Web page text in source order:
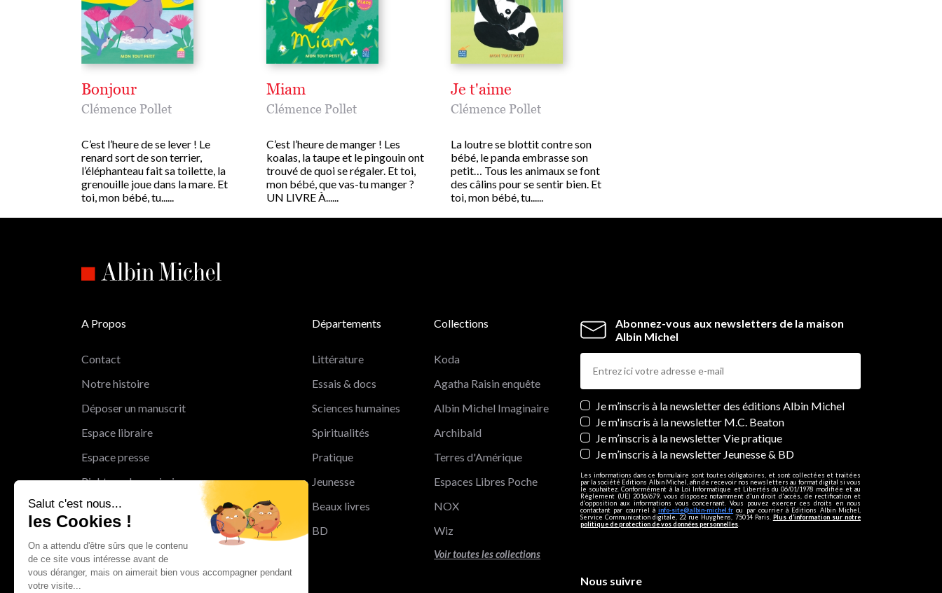
Salut c'est nous...
les Cookies !
On a attendu d'être sûrs que le contenu
de ce site vous intéresse avant de
vous déranger, mais on aimerait bien vous accompagner pendant
votre visite...
Bonjour
Clémence Pollet
C’est l’heure de se lever ! Le
renard sort de son terrier,
l’éléphanteau fait sa toilette, la
grenouille joue dans la mare. Et
toi, mon bébé, tu......
Miam
Clémence Pollet
C’est l’heure de manger ! Les
koalas, la taupe et le pingouin ont
trouvé de quoi se régaler. Et toi,
mon bébé, que vas-tu manger ?
UN LIVRE À......
Je t'aime
Clémence Pollet
La loutre se blottit contre son
bébé, le panda embrasse son
petit… Tous les animaux se font
des câlins pour se sentir bien. Et
toi, mon bébé, tu......
Abonnez-vous aux newsletters de la maison
Albin Michel
Newsletters
Je m’inscris à la newsletter des éditions Albin Michel
Je m'inscris à la newsletter M.C. Beaton
Je m’inscris à la newsletter Vie pratique
Je m’inscris à la newsletter Jeunesse & BD
Les informations dans ce formulaire sont toutes obligatoires, et sont collectées et traitées
par la société Editions Albin Michel, afin de recevoir nos newsletters au format digital si vous
le souhaitez. Conformément à la Loi Informatique et Libertés du 06/01/1978 modifiée et au
Règlement (UE) 2016/679, vous disposez notamment d'un droit d'accès, de rectification et
d’opposition aux informations vous concernant. Vous pouvez exercer ces droits en nous
contactant par courriel àinfo-site@albin-michel.fr ou par courrier à Editions Albin Michel,
Service Communication digitale, 22 rue Huyghens, 75014 Paris. Plus d’information sur notre
politique de protection de vos données personnelles
A Propos
Contact
Notre histoire
Déposer un manuscrit
Espace libraire
Espace presse
Rights and permissions
Mentions légales
Cookies
Charte de protection des données
personnelles
Départements
Littérature
Essais & docs
Sciences humaines
Spiritualités
Pratique
Jeunesse
Beaux livres
BD
Collections
Koda
Agatha Raisin enquête
Albin Michel Imaginaire
Archibald
Terres d'Amérique
Espaces Libres Poche
NOX
Wiz
Voir toutes les collections
Nous suivre